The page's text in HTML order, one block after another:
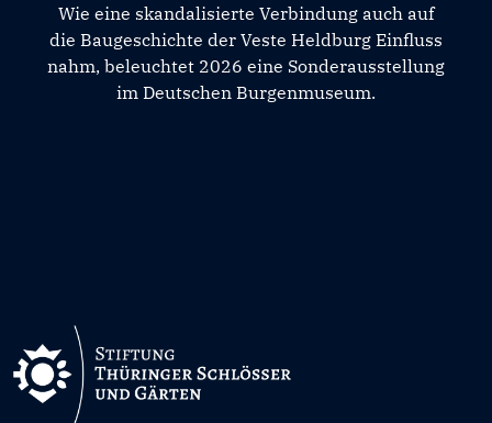
Wie eine skandalisierte Verbindung auch auf
die Baugeschichte der Veste Heldburg Einfluss
nahm, beleuchtet 2026 eine Sonderausstellung
im Deutschen Burgenmuseum.